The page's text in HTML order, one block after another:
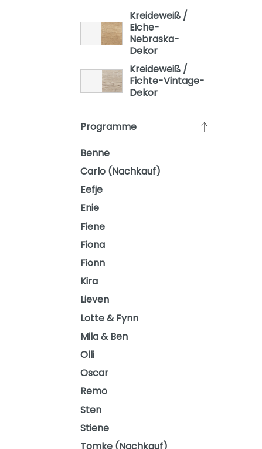
Kreideweiß /
Eiche-
Nebraska-
Dekor
Kreideweiß /
Fichte-Vintage-
Dekor
Programme
Benne
Carlo (Nachkauf)
Eefje
Enie
Fiene
Fiona
Fionn
Kira
Lieven
Lotte & Fynn
Mila & Ben
Olli
Oscar
Remo
Sten
Stiene
Tomke (Nachkauf)